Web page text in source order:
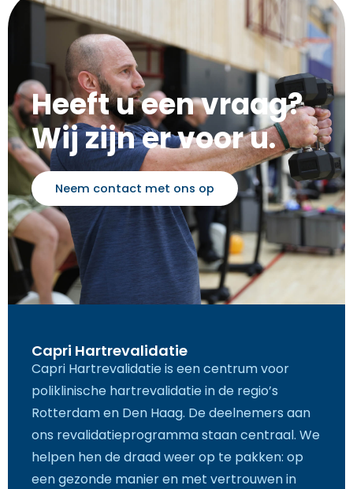
Heeft u een vraag?
Wij zijn er voor u.
Neem contact met ons op
Capri Hartrevalidatie
Capri Hartrevalidatie is een centrum voor
poliklinische hartrevalidatie in de regio’s
Rotterdam en Den Haag. De deelnemers aan
ons revalidatieprogramma staan centraal. We
helpen hen de draad weer op te pakken: op
een gezonde manier en met vertrouwen in